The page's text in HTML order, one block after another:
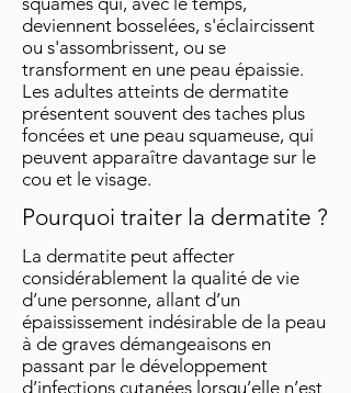
deviennent bosselées, s'éclaircissent
ou s'assombrissent, ou se
transforment en une peau épaissie.
Les adultes atteints de dermatite
présentent souvent des taches plus
foncées et une peau squameuse, qui
peuvent apparaître davantage sur le
cou et le visage.
Pourquoi traiter la dermatite ?
La dermatite peut affecter
considérablement la qualité de vie
d’une personne, allant d’un
épaississement indésirable de la peau
à de graves démangeaisons en
passant par le développement
d’infections cutanées lorsqu’elle n’est